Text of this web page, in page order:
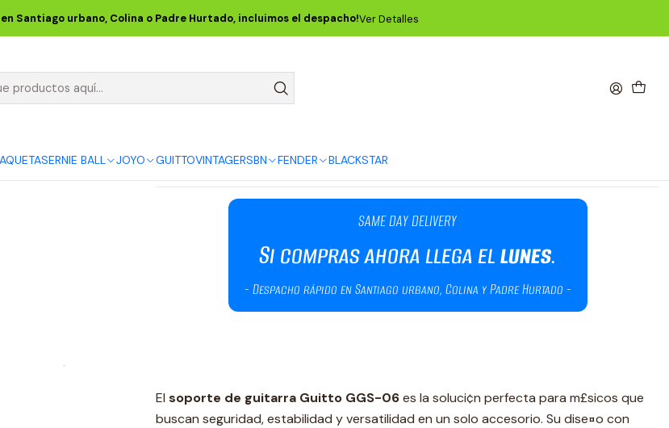
ERNIE BALL JOYO GUITTOVINTAGERSBN FENDER BLACKSTAR
Santiago urbano, Colina o Padre Hurtado, incluimos el despacho!Ver Detalles
GUITTO Atril Pedestal GGS-06 para Guitarra o Bajo
Atril Pedestal GGS-06 para Guitarra o Bajo
5.0 3 reseñas
Cantidad
El soporte de guitarra Guitto GGS-06es la soluci¢n perfecta para m£sicos que
buscan seguridad, estabilidad y versatilidad en un solo accesorio. Su dise¤o con